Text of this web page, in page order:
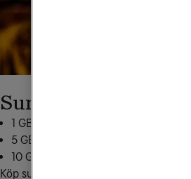
Surfpaket
1 GB för 199 kr: skicka
5 GB för 349 kr: skicka
10 GB för 499 kr: skicka
Köp surfpaketet tidigast 30 dagar